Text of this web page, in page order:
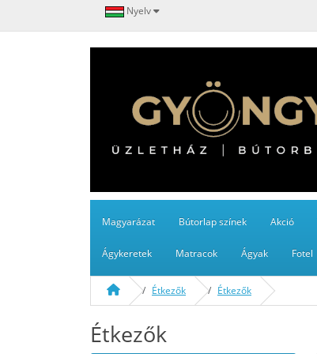
Nyelv
Magyarázat Bútorlap színek Akció
Ágykeretek Matracok Ágyak Fotel
Étkezők Étkezők
Étkezők